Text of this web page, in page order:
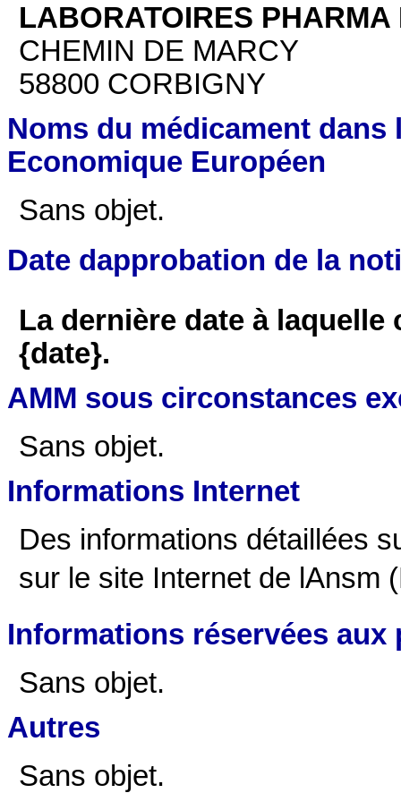
LABORATOIRES PHARMA
CHEMIN DE MARCY
58800 CORBIGNY
Noms du médicament
Economique Européen
Sans objet.
Date dapprobation de la
La dernière date à
{date}.
AMM sous circonstances
Sans objet.
Informations Internet
Des informations détaillées
sur le site Internet de lAnsm
Informations réservées
Sans objet.
Autres
Sans objet.